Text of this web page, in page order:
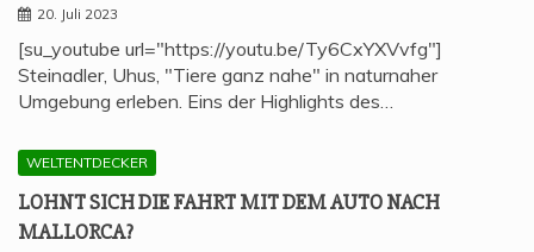
20. Juli 2023
[su_youtube url="https://youtu.be/Ty6CxYXVvfg"]
Steinadler, Uhus, "Tiere ganz nahe" in naturnaher
Umgebung erleben. Eins der Highlights des…
WELTENTDECKER
LOHNT SICH DIE FAHRT MIT DEM AUTO NACH
MALLORCA?